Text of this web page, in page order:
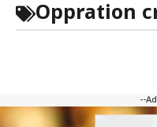
Oppration
--